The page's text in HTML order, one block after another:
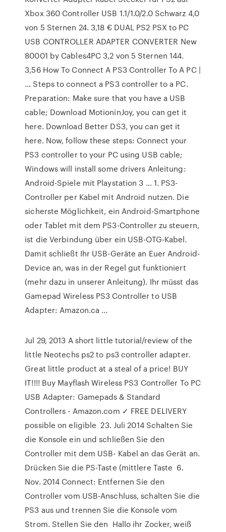
Xbox 360 Controller USB 1.1/1.0/2.0 Schwarz 4,0
von 5 Sternen 24. 3,18 € DUAL PS2 PSX to PC
USB CONTROLLER ADAPTER CONVERTER New
80001 by Cables4PC 3,2 von 5 Sternen 144.
3,56 How To Connect A PS3 Controller To A PC |
… Steps to connect a PS3 controller to a PC.
Preparation: Make sure that you have a USB
cable; Download MotioninJoy, you can get it
here. Download Better DS3, you can get it
here. Now, follow these steps: Connect your
PS3 controller to your PC using USB cable;
Windows will install some drivers Anleitung:
Android-Spiele mit Playstation 3 … 1. PS3-
Controller per Kabel mit Android nutzen. Die
sicherste Möglichkeit, ein Android-Smartphone
oder Tablet mit dem PS3-Controller zu steuern,
ist die Verbindung über ein USB-OTG-Kabel.
Damit schließt Ihr USB-Geräte an Euer Android-
Device an, was in der Regel gut funktioniert
(mehr dazu in unserer Anleitung). Ihr müsst das
Gamepad Wireless PS3 Controller to USB
Adapter: Amazon.ca ...
Jul 29, 2013 A short little tutorial/review of the
little Neotechs ps2 to ps3 controller adapter.
Great little product at a steal of a price! BUY
IT!!!! Buy Mayflash Wireless PS3 Controller To PC
USB Adapter: Gamepads & Standard
Controllers - Amazon.com ✓ FREE DELIVERY
possible on eligible 23. Juli 2014 Schalten Sie
die Konsole ein und schließen Sie den
Controller mit dem USB- Kabel an das Gerät an.
Drücken Sie die PS-Taste (mittlere Taste 6.
Nov. 2014 Connect: Entfernen Sie den
Controller vom USB-Anschluss, schalten Sie die
PS3 aus und trennen Sie die Konsole vom
Strom. Stellen Sie den Hallo ihr Zocker, weiß